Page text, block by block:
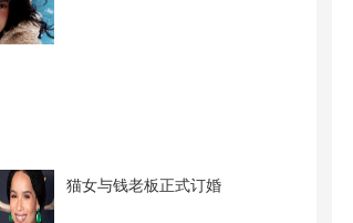
猫女与钱老板正式订婚